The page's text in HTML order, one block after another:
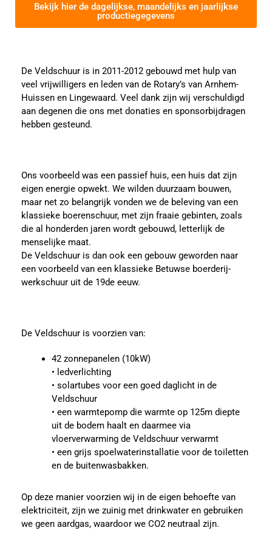
Bekijk hier de dagelijkse, maandelijks en jaarlijkse
productiegegevens
De Veldschuur is in 2011-2012 gebouwd met hulp van
veel vrijwilligers en leden van de Rotary’s van Arnhem-
Huissen en Lingewaard. Veel dank zijn wij verschuldigd
aan degenen die ons met donaties en sponsorbijdragen
hebben gesteund.
Ons voorbeeld was een passief huis, een huis dat zijn
eigen energie opwekt. We wilden duurzaam bouwen,
maar net zo belangrijk vonden we de beleving van een
klassieke boerenschuur, met zijn fraaie gebinten, zoals
die al honderden jaren wordt gebouwd, letterlijk de
menselijke maat.
De Veldschuur is dan ook een gebouw geworden naar
een voorbeeld van een klassieke Betuwse boerderij-
werkschuur uit de 19de eeuw.
De Veldschuur is voorzien van:
42 zonnepanelen (10kW)
• ledverlichting
• solartubes voor een goed daglicht in de
Veldschuur
• een warmtepomp die warmte op 125m diepte
uit de bodem haalt en daarmee via
vloerverwarming de Veldschuur verwarmt
• een grijs spoelwaterinstallatie voor de toiletten
en de buitenwasbakken.
Op deze manier voorzien wij in de eigen behoefte van
elektriciteit, zijn we zuinig met drinkwater en gebruiken
we geen aardgas, waardoor we CO2 neutraal zijn.